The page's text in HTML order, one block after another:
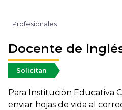
Profesionales
Docente de
Solicitan
Para Institución Educativa
enviar hojas de vida al